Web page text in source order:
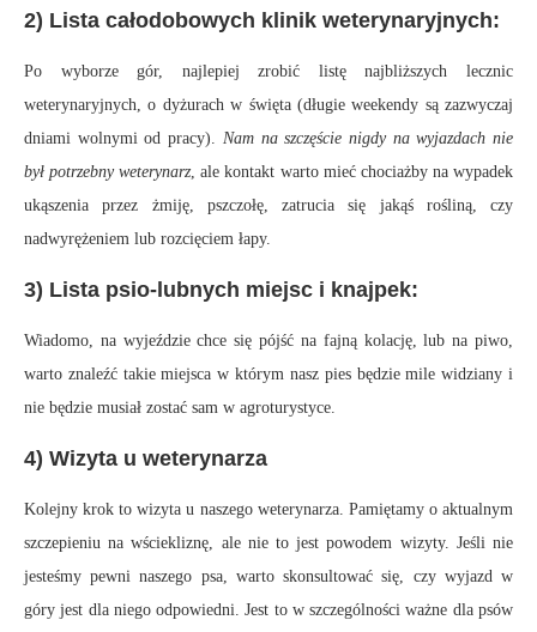
2) Lista całodobowych klinik weterynaryjnych:
Po wyborze gór, najlepiej zrobić listę najbliższych lecznic
weterynaryjnych, o dyżurach w święta (długie weekendy są zazwyczaj
dniami wolnymi od pracy). Nam na szczęście nigdy na wyjazdach nie
był potrzebny weterynarz , ale kontakt warto mieć chociażby na wypadek
ukąszenia przez żmiję, pszczołę, zatrucia się jakąś rośliną, czy
nadwyrężeniem lub rozcięciem łapy.
3) Lista psio-lubnych miejsc i knajpek:
Wiadomo, na wyjeździe chce się pójść na fajną kolację, lub na piwo,
warto znaleźć takie miejsca w którym nasz pies będzie mile widziany i
nie będzie musiał zostać sam w agroturystyce.
4) Wizyta u weterynarza
Kolejny krok to wizyta u naszego weterynarza. Pamiętamy o aktualnym
szczepieniu na wściekliznę, ale nie to jest powodem wizyty. Jeśli nie
jesteśmy pewni naszego psa, warto skonsultować się, czy wyjazd w
góry jest dla niego odpowiedni. Jest to w szczególności ważne dla psów